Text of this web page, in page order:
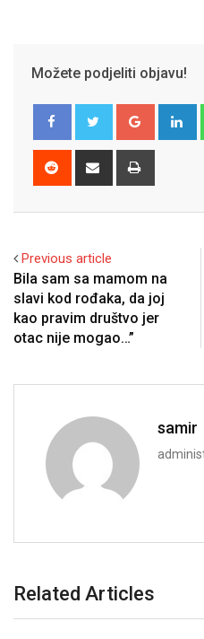
Možete podjeliti objavu!
Google+
Reddit
Share
Previous article
Bila sam sa mamom na
slavi kod rođaka, da joj
kao pravim društvo jer
otac nije mogao…”
samir
Related Articles